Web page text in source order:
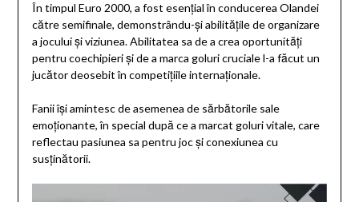
În timpul Euro 2000, a fost esențial în conducerea Olandei
către semifinale, demonstrându-și abilitățile de organizare
a jocului și viziunea. Abilitatea sa de a crea oportunități
pentru coechipieri și de a marca goluri cruciale l-a făcut un
jucător deosebit în competițiile internaționale.
Fanii își amintesc de asemenea de sărbătorile sale
emoționante, în special după ce a marcat goluri vitale, care
reflectau pasiunea sa pentru joc și conexiunea cu
susținătorii.